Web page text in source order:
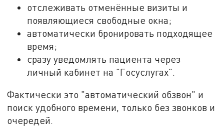
отслеживать отменённые визиты и
появляющиеся свободные окна;
автоматически бронировать подходящее
время;
сразу уведомлять пациента через
личный кабинет на "Госуслугах".
Фактически это "автоматический обзвон" и
поиск удобного времени, только без звонков и
очередей.